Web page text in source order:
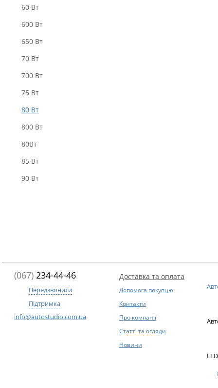
60 Вт
600 Вт
650 Вт
70 Вт
700 Вт
75 Вт
80 Вт
800 Вт
80Вт
85 Вт
90 Вт
(067) 234-44-46
Передзвонити
Підтримка
info@autostudio.com.ua
Доставка та оплата
Допомога покупцю
Контакти
Про компанії
Статті та огляди
Новини